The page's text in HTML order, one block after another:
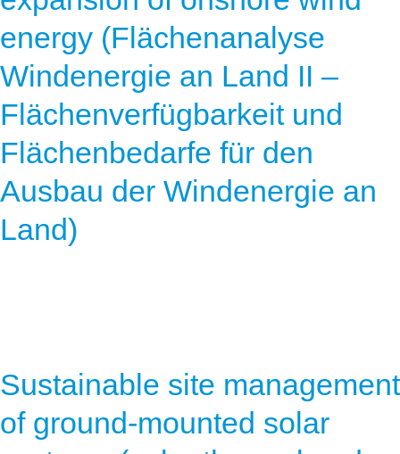
energy (Flächenanalyse
Windenergie an Land II –
Flächenverfügbarkeit und
Flächenbedarfe für den
Ausbau der Windenergie an
Land)
Sustainable site management
of ground-mounted solar